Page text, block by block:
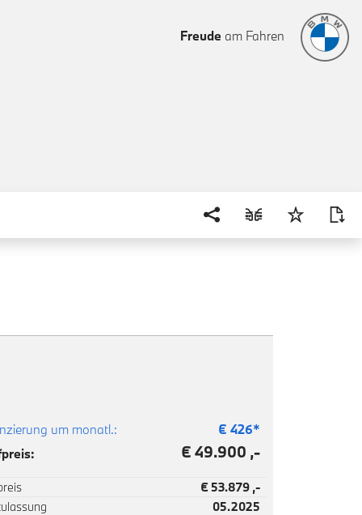
Freude am Fahren
um monatl.: € 426*
€ 49.900 ,-
€ 53.879 ,-
05.2025